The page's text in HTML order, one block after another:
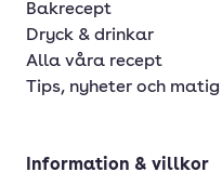
Bakrecept
Dryck & drinkar
Alla våra recept
Tips, nyheter och
Information & villkor